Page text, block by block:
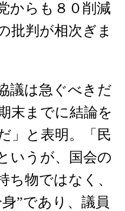
からも８０削減
批判が相次ぎま
議は急ぐべきだ
末までに結論を
」と表明。「民
いうが、国会の
ち物ではなく、
”であり、議員